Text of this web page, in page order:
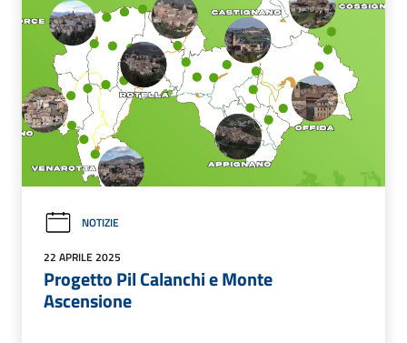
NOTIZIE
22 APRILE 2025
Progetto Pil Calanchi e Monte
Ascensione